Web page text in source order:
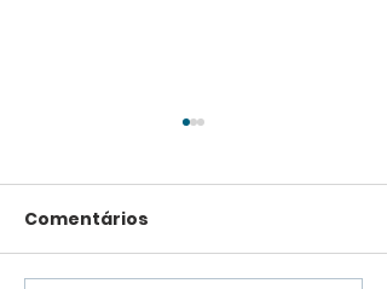
Comentários